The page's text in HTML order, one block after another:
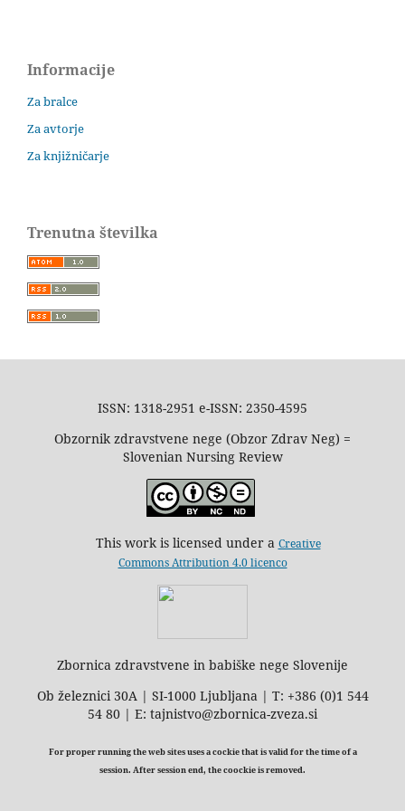
Informacije
Za bralce
Za avtorje
Za knjižničarje
Trenutna številka
ISSN: 1318-2951 e-ISSN: 2350-4595
Obzornik zdravstvene nege (Obzor Zdrav Neg) =
Slovenian Nursing Review
This work is licensed under a Creative
Commons Attribution 4.0 licenco
Zbornica zdravstvene in babiške nege Slovenije
Ob železnici 30A | SI-1000 Ljubljana | T: +386 (0)1 544
54 80 | E: tajnistvo@zbornica-zveza.si
For proper running the web sites uses a cockie that is valid for the time of a
session. After session end, the coockie is removed.